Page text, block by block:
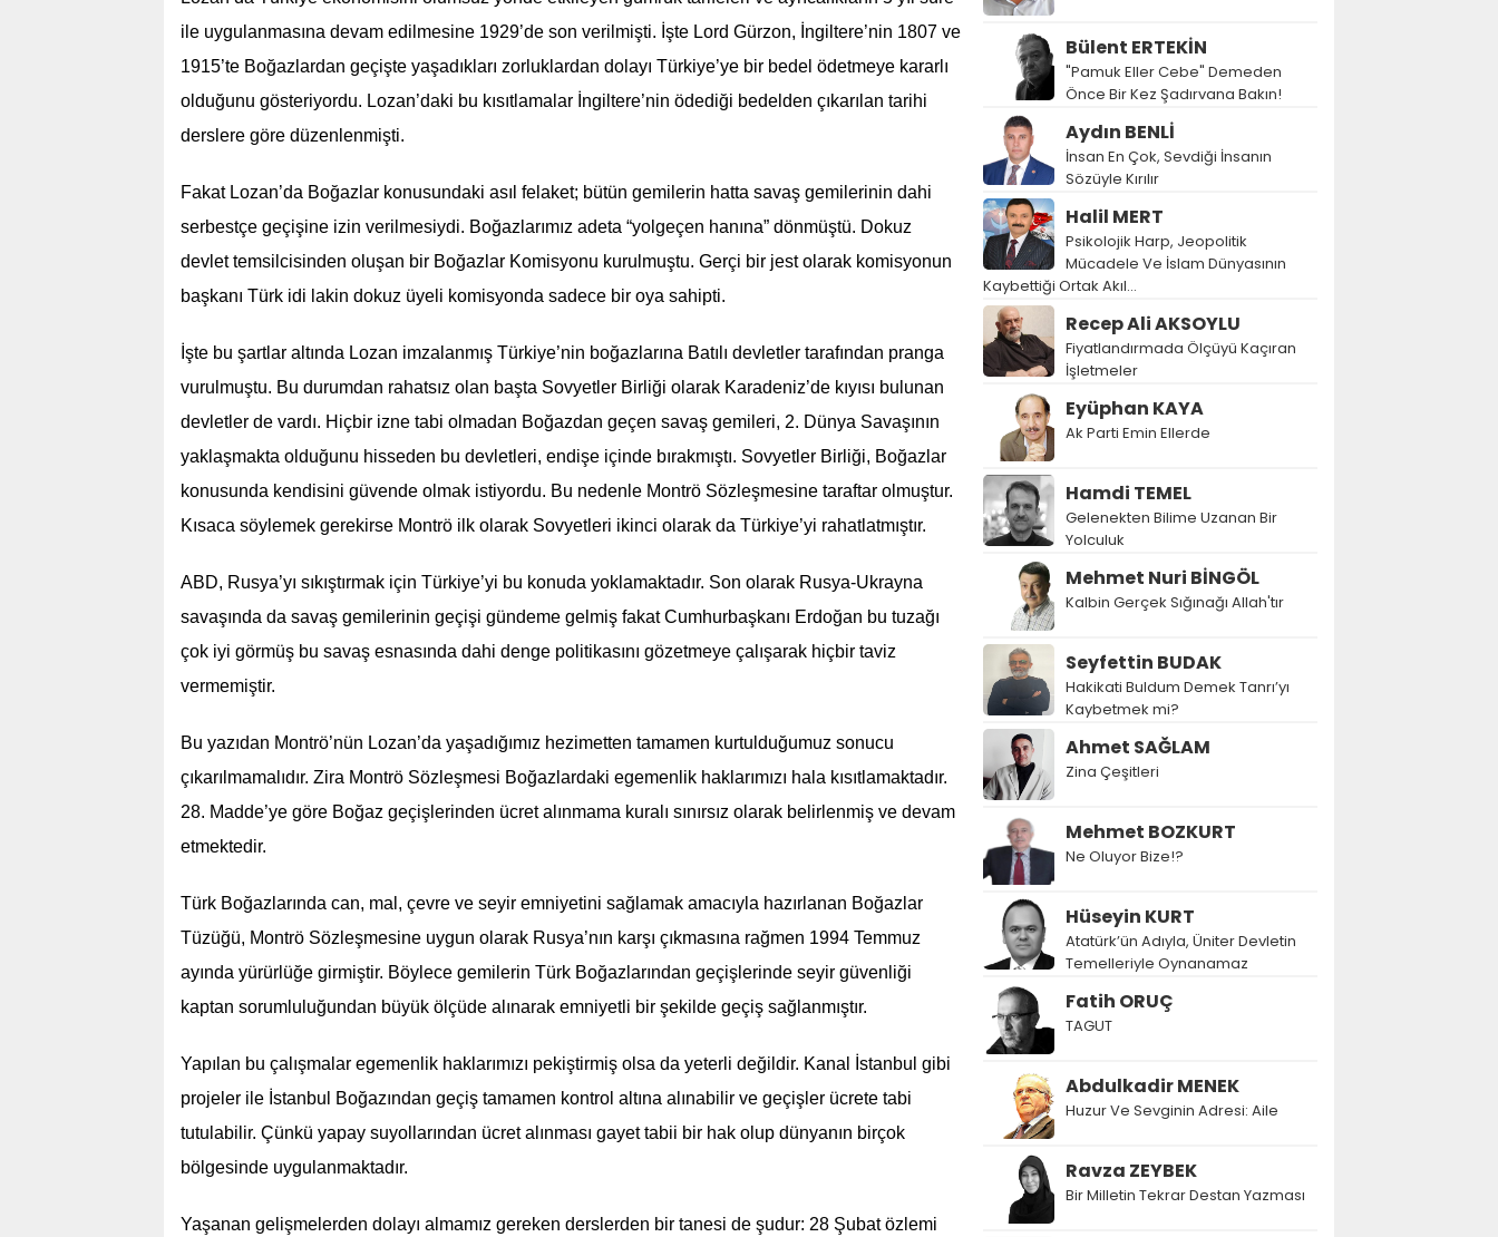
ile uygulanmasına devam edilmesine 1929’de son verilmişti. İşte Lord Gürzon, İngiltere’nin 1807 ve
1915’te Boğazlardan geçişte yaşadıkları zorluklardan dolayı Türkiye’ye bir bedel ödetmeye kararlı
olduğunu gösteriyordu. Lozan’daki bu kısıtlamalar İngiltere’nin ödediği bedelden çıkarılan tarihi
derslere göre düzenlenmişti.
Fakat Lozan’da Boğazlar konusundaki asıl felaket; bütün gemilerin hatta savaş gemilerinin dahi
serbestçe geçişine izin verilmesiydi. Boğazlarımız adeta “yolgeçen hanına” dönmüştü. Dokuz
devlet temsilcisinden oluşan bir Boğazlar Komisyonu kurulmuştu. Gerçi bir jest olarak komisyonun
başkanı Türk idi lakin dokuz üyeli komisyonda sadece bir oya sahipti.
İşte bu şartlar altında Lozan imzalanmış Türkiye’nin boğazlarına Batılı devletler tarafından pranga
vurulmuştu. Bu durumdan rahatsız olan başta Sovyetler Birliği olarak Karadeniz’de kıyısı bulunan
devletler de vardı. Hiçbir izne tabi olmadan Boğazdan geçen savaş gemileri, 2. Dünya Savaşının
yaklaşmakta olduğunu hisseden bu devletleri, endişe içinde bırakmıştı. Sovyetler Birliği, Boğazlar
konusunda kendisini güvende olmak istiyordu. Bu nedenle Montrö Sözleşmesine taraftar olmuştur.
Kısaca söylemek gerekirse Montrö ilk olarak Sovyetleri ikinci olarak da Türkiye’yi rahatlatmıştır.
ABD, Rusya’yı sıkıştırmak için Türkiye’yi bu konuda yoklamaktadır. Son olarak Rusya-Ukrayna
savaşında da savaş gemilerinin geçişi gündeme gelmiş fakat Cumhurbaşkanı Erdoğan bu tuzağı
çok iyi görmüş bu savaş esnasında dahi denge politikasını gözetmeye çalışarak hiçbir taviz
vermemiştir.
Bu yazıdan Montrö’nün Lozan’da yaşadığımız hezimetten tamamen kurtulduğumuz sonucu
çıkarılmamalıdır. Zira Montrö Sözleşmesi Boğazlardaki egemenlik haklarımızı hala kısıtlamaktadır.
28. Madde’ye göre Boğaz geçişlerinden ücret alınmama kuralı sınırsız olarak belirlenmiş ve devam
etmektedir.
Türk Boğazlarında can, mal, çevre ve seyir emniyetini sağlamak amacıyla hazırlanan Boğazlar
Tüzüğü, Montrö Sözleşmesine uygun olarak Rusya’nın karşı çıkmasına rağmen 1994 Temmuz
ayında yürürlüğe girmiştir. Böylece gemilerin Türk Boğazlarından geçişlerinde seyir güvenliği
kaptan sorumluluğundan büyük ölçüde alınarak emniyetli bir şekilde geçiş sağlanmıştır.
Yapılan bu çalışmalar egemenlik haklarımızı pekiştirmiş olsa da yeterli değildir. Kanal İstanbul gibi
projeler ile İstanbul Boğazından geçiş tamamen kontrol altına alınabilir ve geçişler ücrete tabi
tutulabilir. Çünkü yapay suyollarından ücret alınması gayet tabii bir hak olup dünyanın birçok
bölgesinde uygulanmaktadır.
Yaşanan gelişmelerden dolayı almamız gereken derslerden bir tanesi de şudur: 28 Şubat özlemi
Bülent ERTEKİN
"Pamuk Eller Cebe" Demeden
Önce Bir Kez Şadırvana Bakın!
Aydın BENLİ
İnsan En Çok, Sevdiği İnsanın
Sözüyle Kırılır
Halil MERT
Psikolojik Harp, Jeopolitik
Mücadele Ve İslam Dünyasının
Kaybettiği Ortak Akıl…
Recep Ali AKSOYLU
Fiyatlandırmada Ölçüyü Kaçıran
İşletmeler
Eyüphan KAYA
Ak Parti Emin Ellerde
Hamdi TEMEL
Gelenekten Bilime Uzanan Bir
Yolculuk
Mehmet Nuri BİNGÖL
Kalbin Gerçek Sığınağı Allah'tır
Seyfettin BUDAK
Hakikati Buldum Demek Tanrı’yı
Kaybetmek mi?
Ahmet SAĞLAM
Zina Çeşitleri
Mehmet BOZKURT
Ne Oluyor Bize!?
Hüseyin KURT
Atatürk’ün Adıyla, Üniter Devletin
Temelleriyle Oynanamaz
Fatih ORUÇ
TAGUT
Abdulkadir MENEK
Huzur Ve Sevginin Adresi: Aile
Ravza ZEYBEK
Bir Milletin Tekrar Destan Yazması